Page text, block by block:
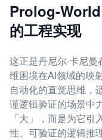
Prolog-
的工程实现
这正是丹尼尔·卡尼
维困境在AI领域的映
自动化的直觉思维，
谨逻辑验证的场景中
「大」，而是为它
性、可验证的逻辑推